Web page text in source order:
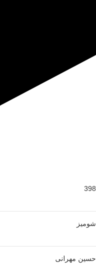
398
شومیز
حسین مهرانی